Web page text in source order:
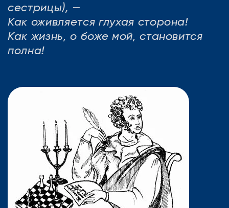
сестрицы), —
Как оживляется глухая сторона!
Как жизнь, о боже мой, становится
полна!